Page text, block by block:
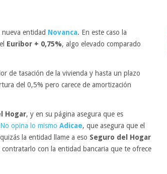
entidad Novanca. En este caso la
Euribor + 0,75%, algo elevado comparado
de tasación de la vivienda y hasta un plazo
del 0,5% pero carece de amortización
Hogar, y en su página asegura que es
No opina lo mismo Adicae, que asegura que el
la entidad llame a eso Seguro del Hogar
con la entidad bancaria que te ofrece